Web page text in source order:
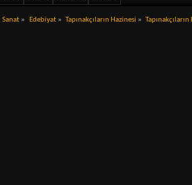
Sanat » Edebiyat» Tapınakçıların Hazinesi »